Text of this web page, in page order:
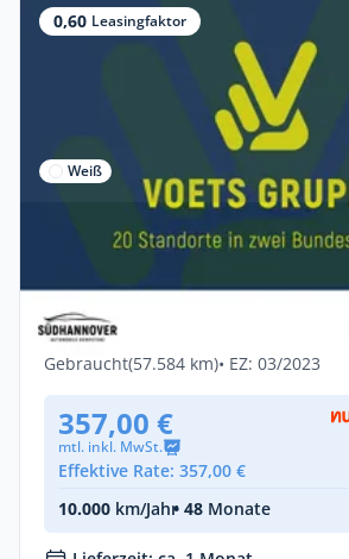
0,60 Leasingfaktor
Weiß
Privat
Volkswagen Tiguan Allspace
TSI HuD+MATRIX-LED+N
Benzin •Automatik •
Gebraucht(57.584 km)• EZ: 03/2023
357,00 €
mtl. inkl. MwSt.
Effektive Rate: 357,00 €
10.000 km/Jahr• 48 Monate